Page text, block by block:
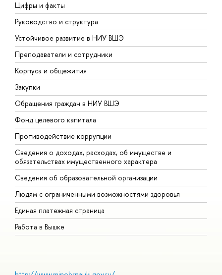
Цифры и факты
Руководство и структура
Устойчивое развитие в НИУ ВШЭ
Преподаватели и сотрудники
Корпуса и общежития
Закупки
Обращения граждан в НИУ ВШЭ
Фонд целевого капитала
Противодействие коррупции
Сведения о доходах, расходах, об имуществе и
обязательствах имущественного характера
Сведения об образовательной организации
Людям с ограниченными возможностями здоровья
Единая платежная страница
Работа в Вышке